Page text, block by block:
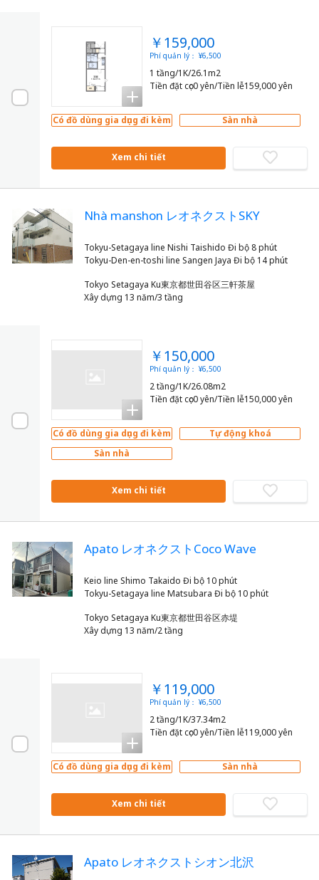
￥159,000
Phí quản lý： ¥6,500
1 tầng/1K/26.1m2
Tiền đặt cọc0 yên/Tiền lễ159,000 yên
Có đồ dùng gia dụng đi kèm Sàn nhà
Xem chi tiết
Nhà manshon レオネクストSKY
Tokyu-Setagaya line Nishi Taishido Đi bộ 8 phút
Tokyo Setagaya Ku東京都世田谷区三軒茶屋
Xây dựng 13 năm/3 tầng
￥150,000
Phí quản lý： ¥6,500
2 tầng/1K/26.08m2
Tiền đặt cọc0 yên/Tiền lễ150,000 yên
Có đồ dùng gia dụng đi kèm
Tự động khoá
Sàn nhà
Xem chi tiết
Apato レオネクストCoco Wave
Keio line Shimo Takaido Đi bộ 10 phút
Tokyo Setagaya Ku東京都世田谷区赤堤
Xây dựng 13 năm/2 tầng
￥119,000
Phí quản lý： ¥6,500
2 tầng/1K/37.34m2
Tiền đặt cọc0 yên/Tiền lễ119,000 yên
Có đồ dùng gia dụng đi kèm Sàn nhà
Xem chi tiết
Apato レオネクストシオン北沢